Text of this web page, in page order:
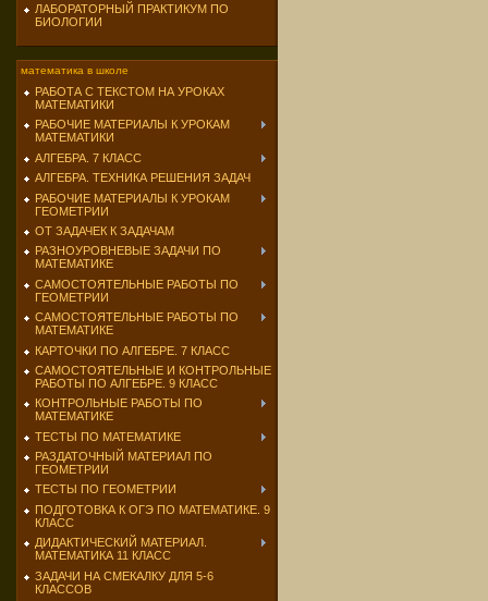
ЛАБОРАТОРНЫЙ ПРАКТИКУМ ПО
БИОЛОГИИ
математика в школе
РАБОТА С ТЕКСТОМ НА УРОКАХ
МАТЕМАТИКИ
РАБОЧИЕ МАТЕРИАЛЫ К УРОКАМ
МАТЕМАТИКИ
АЛГЕБРА. 7 КЛАСС
АЛГЕБРА. ТЕХНИКА РЕШЕНИЯ ЗАДАЧ
РАБОЧИЕ МАТЕРИАЛЫ К УРОКАМ
ГЕОМЕТРИИ
ОТ ЗАДАЧЕК К ЗАДАЧАМ
РАЗНОУРОВНЕВЫЕ ЗАДАЧИ ПО
МАТЕМАТИКЕ
САМОСТОЯТЕЛЬНЫЕ РАБОТЫ ПО
ГЕОМЕТРИИ
САМОСТОЯТЕЛЬНЫЕ РАБОТЫ ПО
МАТЕМАТИКЕ
КАРТОЧКИ ПО АЛГЕБРЕ. 7 КЛАСС
САМОСТОЯТЕЛЬНЫЕ И КОНТРОЛЬНЫЕ
РАБОТЫ ПО АЛГЕБРЕ. 9 КЛАСС
КОНТРОЛЬНЫЕ РАБОТЫ ПО
МАТЕМАТИКЕ
ТЕСТЫ ПО МАТЕМАТИКЕ
РАЗДАТОЧНЫЙ МАТЕРИАЛ ПО
ГЕОМЕТРИИ
ТЕСТЫ ПО ГЕОМЕТРИИ
ПОДГОТОВКА К ОГЭ ПО МАТЕМАТИКЕ. 9
КЛАСС
ДИДАКТИЧЕСКИЙ МАТЕРИАЛ.
МАТЕМАТИКА 11 КЛАСС
ЗАДАЧИ НА СМЕКАЛКУ ДЛЯ 5-6
КЛАССОВ